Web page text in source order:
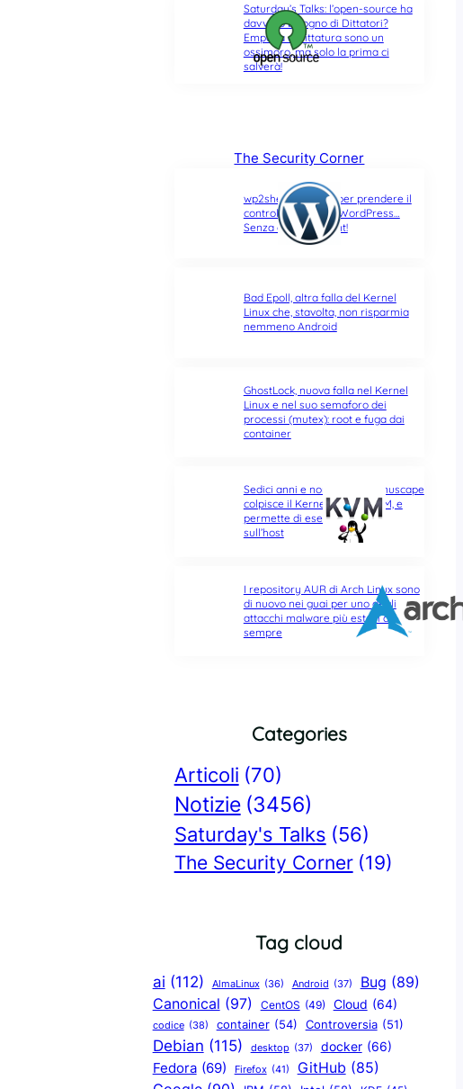
Saturday’s Talks: l’open-source ha
davvero bisogno di Dittatori?
Empatia e Dittatura sono un
ossimoro, ma solo la prima ci
salverà!
The Security Corner
wp2shell: due CVE per prendere il
controllo di un sito WordPress…
Senza alcun account!
Bad Epoll, altra falla del Kernel
Linux che, stavolta, non risparmia
nemmeno Android
GhostLock, nuova falla nel Kernel
Linux e nel suo semaforo dei
processi (mutex): root e fuga dai
container
Sedici anni e non sentirli: Januscape
colpisce il Kernel Linux e KVM, e
permette di eseguire codice
sull’host
I repository AUR di Arch Linux sono
di nuovo nei guai per uno degli
attacchi malware più estesi di
sempre
Categories
Articoli (70)
Notizie (3456)
Saturday's Talks (56)
The Security Corner (19)
Tag cloud
ai (112) AlmaLinux (36) Android (37) Bug (89)
Canonical (97) CentOS (49) Cloud (64)
codice (38) container (54) Controversia (51)
Debian (115) desktop (37) docker (66)
Fedora (69) Firefox (41) GitHub (85)